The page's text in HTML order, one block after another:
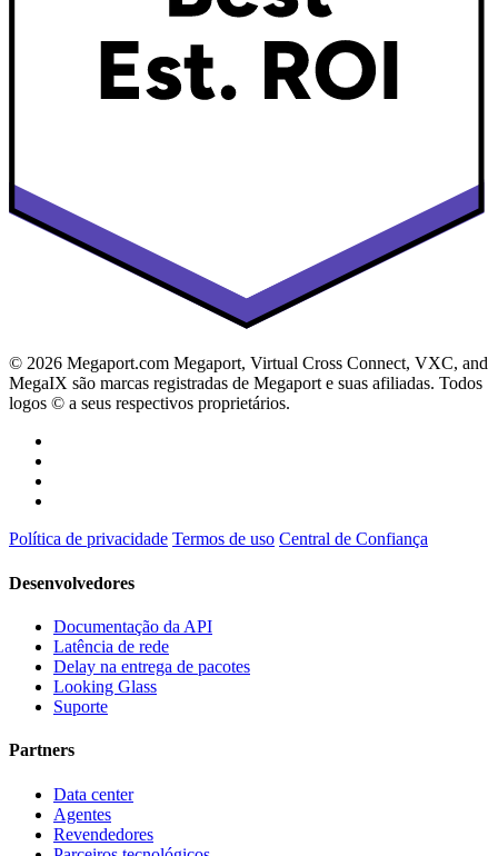
© 2026 Megaport.com Megaport, Virtual Cross Connect, VXC, and
MegaIX são marcas registradas de Megaport e suas afiliadas. Todos
logos © a seus respectivos proprietários.
Política de privacidade Termos de uso Central de Confiança
Desenvolvedores
Documentação da API
Latência de rede
Delay na entrega de pacotes
Looking Glass
Suporte
Partners
Data center
Agentes
Revendedores